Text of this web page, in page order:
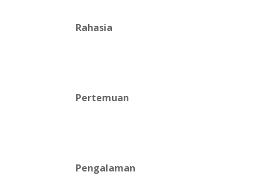
Rahasia
Pertemuan
Pengalaman